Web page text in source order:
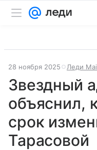
28 ноября 2025 Леди
Звездный
объяснил,
срок
Тарасовой